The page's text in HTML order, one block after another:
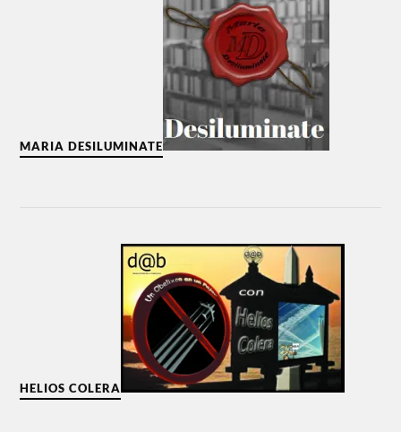
MARIA DESILUMINATE
HELIOS COLERA